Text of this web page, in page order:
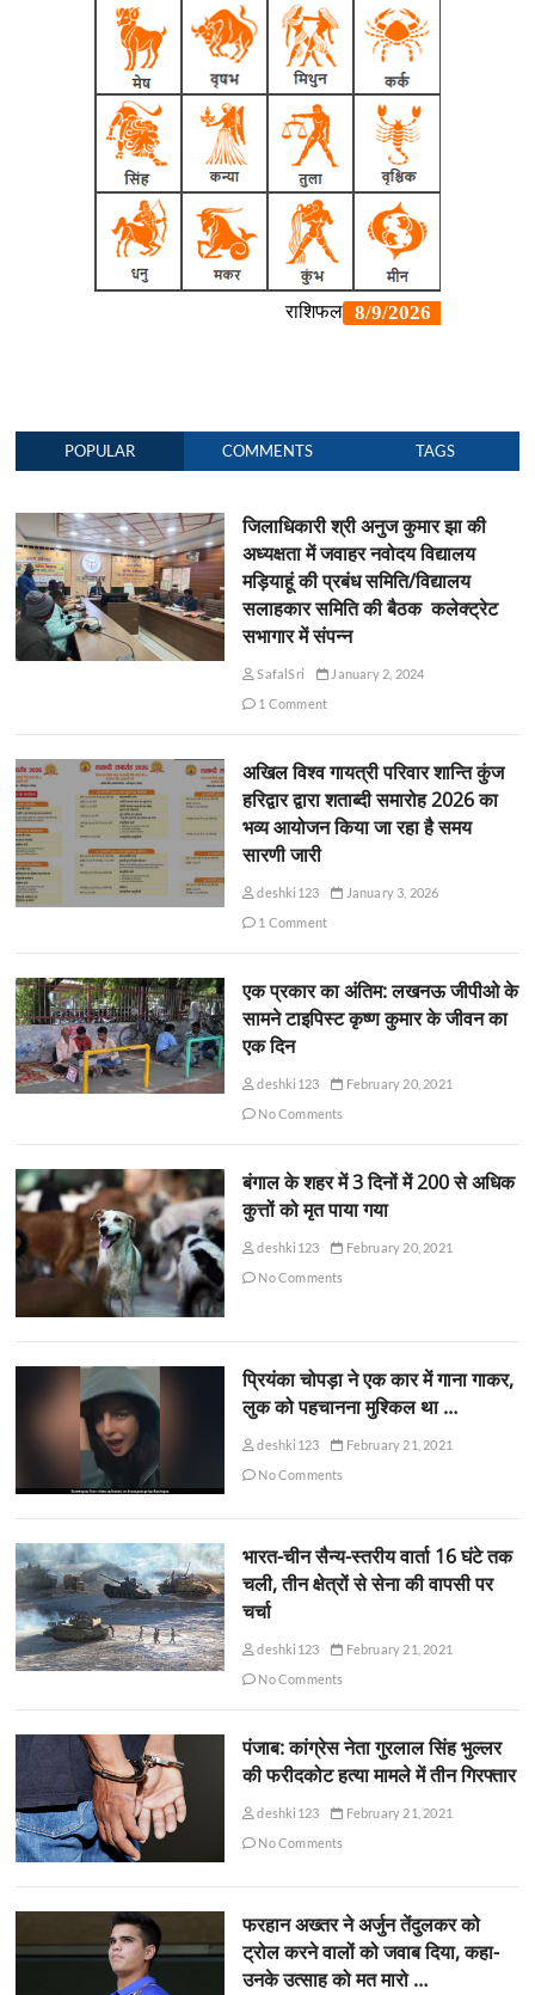
POPULAR COMMENTS TAGS
जिलाधिकारी श्री अनुज कुमार झा की
अध्यक्षता में जवाहर नवोदय विद्यालय
मड़ियाहूं की प्रबंध समिति/विद्यालय
सलाहकार समिति की बैठक कलेक्ट्रेट
सभागार में संपन्न
SafalSri
January 2, 2024
1 Comment
अखिल विश्व गायत्री परिवार शान्ति कुंज
हरिद्वार द्वारा शताब्दी समारोह 2026 का
भव्य आयोजन किया जा रहा है समय
सारणी जारी
deshki123
January 3, 2026
1 Comment
एक प्रकार का अंतिम: लखनऊ जीपीओ के
सामने टाइपिस्ट कृष्ण कुमार के जीवन का
एक दिन
deshki123
February 20, 2021
No Comments
बंगाल के शहर में 3 दिनों में 200 से अधिक
कुत्तों को मृत पाया गया
deshki123
February 20, 2021
No Comments
प्रियंका चोपड़ा ने एक कार में गाना गाकर,
लुक को पहचानना मुश्किल था …
deshki123
February 21, 2021
No Comments
भारत-चीन सैन्य-स्तरीय वार्ता 16 घंटे तक
चली, तीन क्षेत्रों से सेना की वापसी पर
चर्चा
deshki123
February 21, 2021
No Comments
पंजाब: कांग्रेस नेता गुरलाल सिंह भुल्लर
की फरीदकोट हत्या मामले में तीन गिरफ्तार
deshki123
February 21, 2021
No Comments
फरहान अख्तर ने अर्जुन तेंदुलकर को
ट्रोल करने वालों को जवाब दिया, कहा-
उनके उत्साह को मत मारो …